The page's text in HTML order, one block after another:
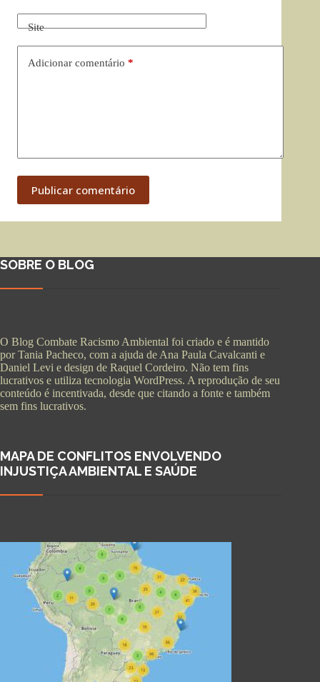
Site
Adicionar comentário *
Publicar comentário
SOBRE O BLOG
O Blog Combate Racismo Ambiental foi criado e é mantido
por Tania Pacheco, com a ajuda de Ana Paula Cavalcanti e
Daniel Levi e design de Raquel Cordeiro. Não tem fins
lucrativos e utiliza tecnologia WordPress. A reprodução de seu
conteúdo é incentivada, desde que citando a fonte e também
sem fins lucrativos.
MAPA DE CONFLITOS ENVOLVENDO
INJUSTIÇA AMBIENTAL E SAÚDE